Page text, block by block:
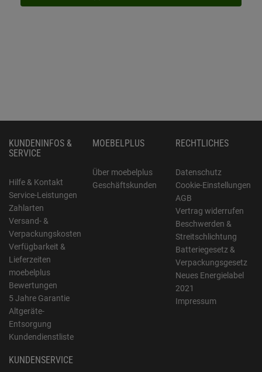
KUNDENINFOS &
SERVICE
Hilfe & Kontakt
Service-Leistungen
Zahlarten
Versand- &
Verpackungskosten
Verfügbarkeit &
Lieferzeiten
moebelplus
Bewertungen
5 Jahre Garantie
Altgeräte-
Entsorgung
Kundendienstliste
MOEBELPLUS
Über moebelplus
Geschäftskunden
RECHTLICHES
Datenschutz
Cookie-Einstellungen
AGB
Vertrag widerrufen
Beschwerden &
Streitschlichtung
Batteriegesetz &
Verpackungsgesetz
Neues Energielabel
2021
Impressum
KUNDENSERVICE